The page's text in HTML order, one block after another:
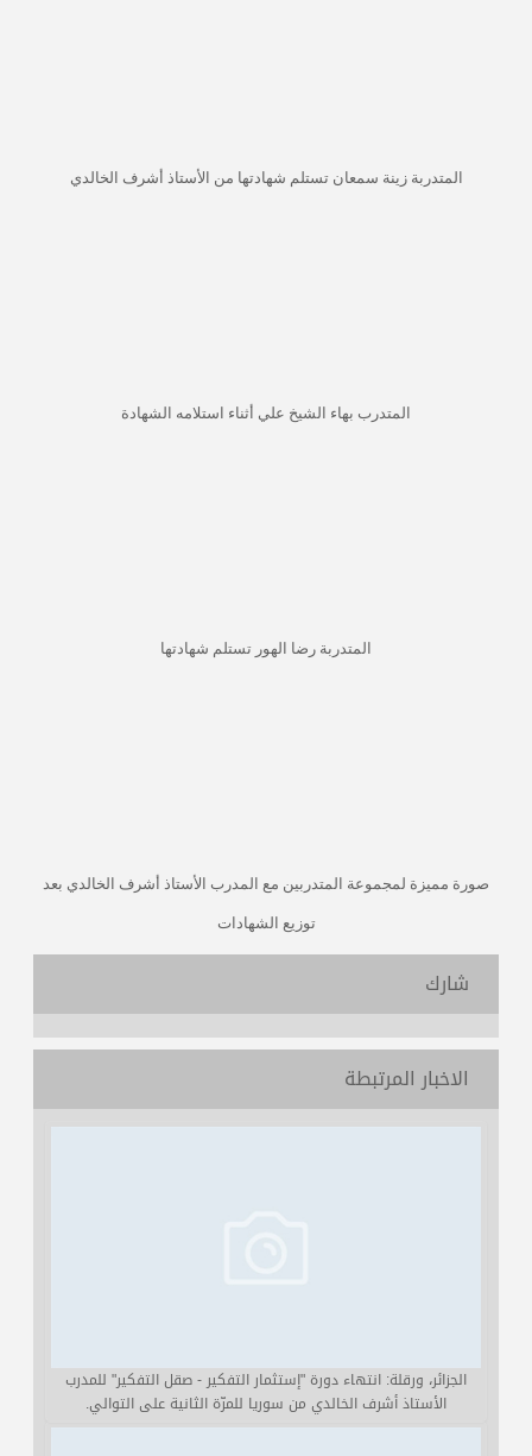
المتدربة زينة سمعان تستلم شهادتها من الأستاذ أشرف الخالدي
المتدرب بهاء الشيخ علي أثناء استلامه الشهادة
المتدربة رضا الهور تستلم شهادتها
صورة مميزة لمجموعة المتدربين مع المدرب الأستاذ أشرف الخالدي بعد
توزيع الشهادات
شارك
الاخبار المرتبطة
الجزائر، ورقلة: انتهاء دورة "إستثمار التفكير - صقل التفكير" للمدرب
الأستاذ أشرف الخالدي من سوريا للمرّة الثانية على التوالي.